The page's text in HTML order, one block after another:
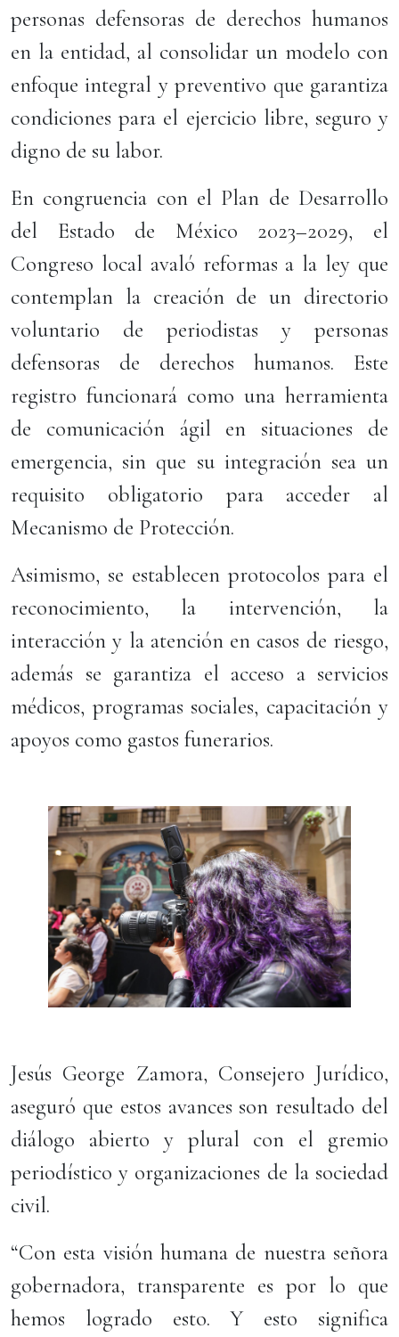
personas defensoras de derechos humanos
en la entidad, al consolidar un modelo con
enfoque integral y preventivo que garantiza
condiciones para el ejercicio libre, seguro y
digno de su labor.
En congruencia con el Plan de Desarrollo
del Estado de México 2023–2029, el
Congreso local avaló reformas a la ley que
contemplan la creación de un directorio
voluntario de periodistas y personas
defensoras de derechos humanos. Este
registro funcionará como una herramienta
de comunicación ágil en situaciones de
emergencia, sin que su integración sea un
requisito obligatorio para acceder al
Mecanismo de Protección.
Asimismo, se establecen protocolos para el
reconocimiento, la intervención, la
interacción y la atención en casos de riesgo,
además se garantiza el acceso a servicios
médicos, programas sociales, capacitación y
apoyos como gastos funerarios.
Jesús George Zamora, Consejero Jurídico,
aseguró que estos avances son resultado del
diálogo abierto y plural con el gremio
periodístico y organizaciones de la sociedad
civil.
“Con esta visión humana de nuestra señora
gobernadora, transparente es por lo que
hemos logrado esto. Y esto significa